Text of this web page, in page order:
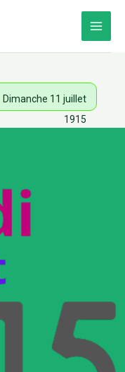
Dimanche 11 juillet
1915